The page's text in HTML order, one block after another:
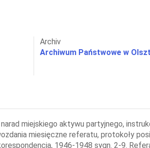
Archiv
Archiwum Państwowe w
miejskiego aktywu partyjnego,
miesięczne referatu, protokoły
1946-1948 sygn. 2-9.